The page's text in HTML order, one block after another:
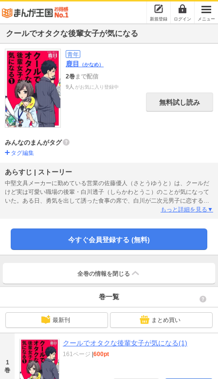
新規登録 ログイン メニュー
クールでオタクな後輩女子が気になる
青年
鹿目 （かなめ）
2巻まで配信
9人 がお気に入り登録中
無料試し読み
みんなのまんがタグ
タグ編集
あらすじ | ストーリー
中堅文具メーカーに勤めている営業の佐藤優人（さとうゆうと）は、クールだ
けど実は可愛い職場の後輩・白川透子（しらかわとうこ）のことが気になって
いた。ある日、勇気を出して誘った食事の席で、白川が二次元男子に恋するガ
チめのオタクだということを知ってしまった佐藤。白川のことをもっと知ろう
く……。
もっと詳細を見る▼
今すぐ会員登録する (無料)
全巻の情報を 閉じる
巻一覧
最新刊 まとめ買い
1
巻
クールでオタクな後輩女子が気になる(1)
161ページ 600pt